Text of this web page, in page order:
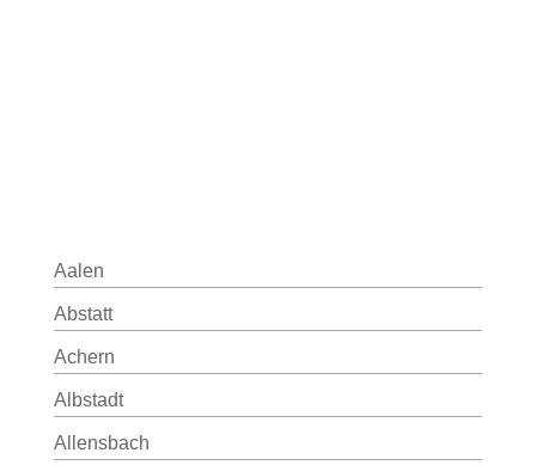
Aalen
Abstatt
Achern
Albstadt
Allensbach